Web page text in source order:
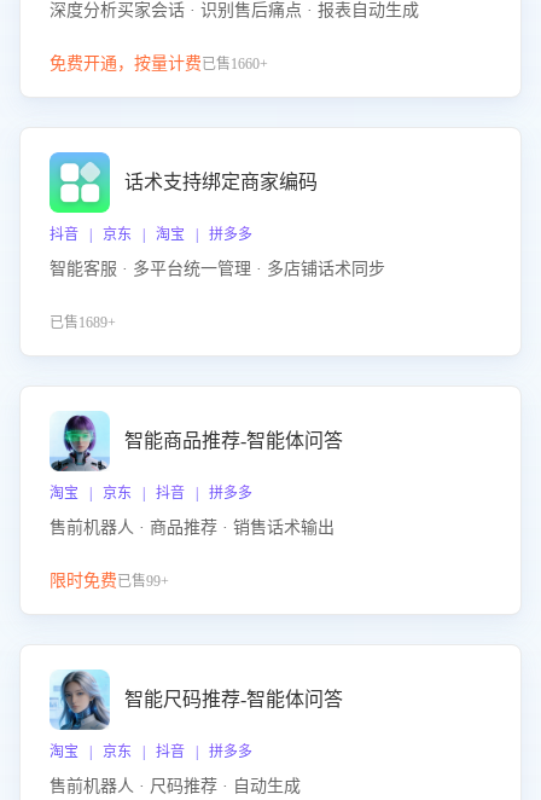
深度分析买家会话 · 识别售后痛点 · 报表自动生成
免费开通，按量计费已售1660+
话术支持绑定商家编码
抖音 | 京东 | 淘宝 | 拼多多
智能客服 · 多平台统一管理 · 多店铺话术同步
已售1689+
智能商品推荐-智能体问答
淘宝 | 京东 | 抖音 | 拼多多
售前机器人 · 商品推荐 · 销售话术输出
限时免费已售99+
智能尺码推荐-智能体问答
淘宝 | 京东 | 抖音 | 拼多多
售前机器人 · 尺码推荐 · 自动生成